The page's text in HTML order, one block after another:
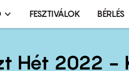
FESZTIVÁLOK BÉRLÉS
Hét 2022 -